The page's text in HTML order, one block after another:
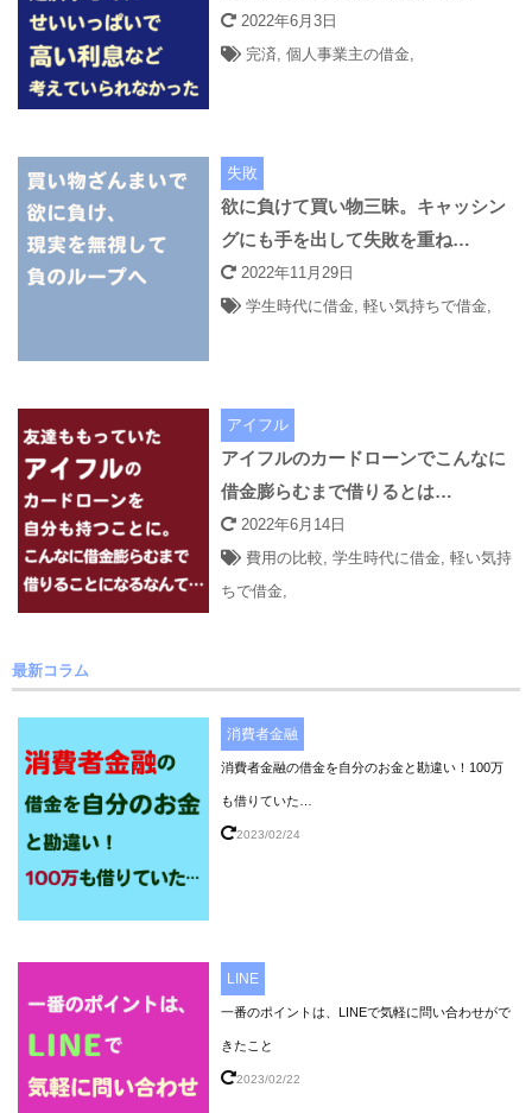
2022年6月3日
完済,個人事業主の借金,
失敗
欲に負けて買い物三昧。キャッシン
グにも手を出して失敗を重ね…
2022年11月29日
学生時代に借金 ,軽い気持ちで借金
アイフル
アイフルのカードローンでこんなに
借金膨らむまで借りるとは…
2022年6月14日
費用の比較 ,学生時代に借金 ,軽い気持
ちで借金
最新コラム
消費者金融
消費者金融の借金を自分のお金と勘違い！100万
も借りていた…
2023/02/24
LINE
一番のポイントは、LINEで気軽に問い合わせがで
きたこと
2023/02/22